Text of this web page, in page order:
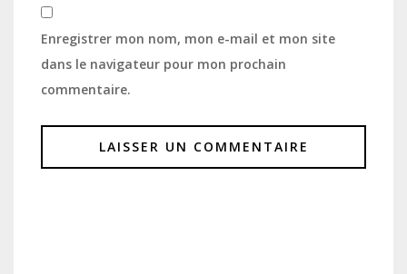
Enregistrer mon nom, mon e-mail et mon site
dans le navigateur pour mon prochain
commentaire.